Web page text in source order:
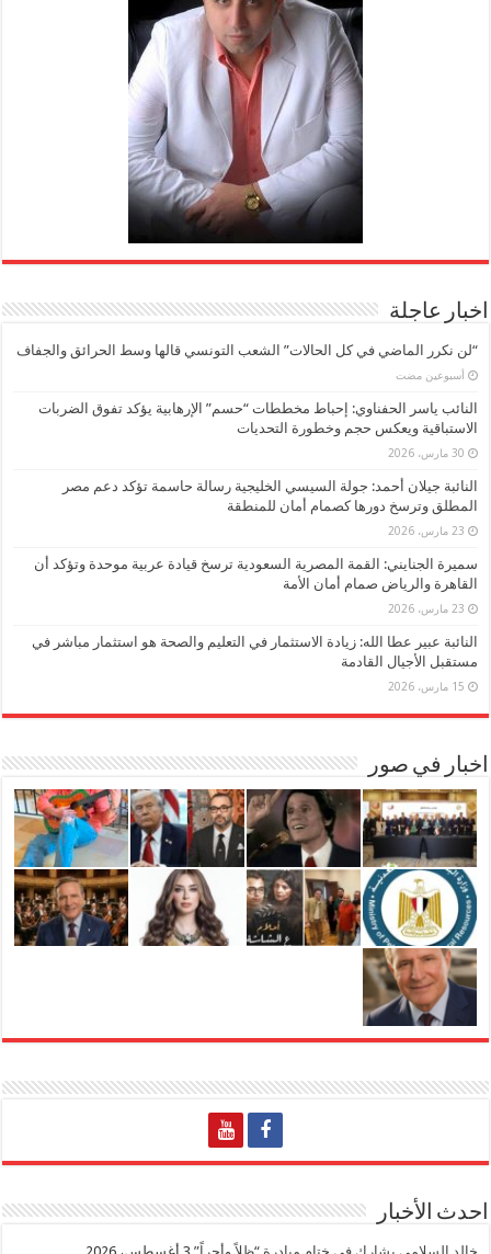
اخبار عاجلة
“لن نكرر الماضي في كل الحالات” الشعب التونسي قالها وسط الحرائق والجفاف
‏أسبوعين مضت
النائب ياسر الحفناوي: إحباط مخططات “حسم” الإرهابية يؤكد تفوق الضربات
الاستباقية ويعكس حجم وخطورة التحديات
30 مارس، 2026
النائبة جيلان أحمد: جولة السيسي الخليجية رسالة حاسمة تؤكد دعم مصر
المطلق وترسخ دورها كصمام أمان للمنطقة
23 مارس، 2026
سميرة الجنايني: القمة المصرية السعودية ترسخ قيادة عربية موحدة وتؤكد أن
القاهرة والرياض صمام أمان الأمة
23 مارس، 2026
النائبة عبير عطا الله: زيادة الاستثمار في التعليم والصحة هو استثمار مباشر في
مستقبل الأجيال القادمة
15 مارس، 2026
اخبار في صور
احدث الأخبار